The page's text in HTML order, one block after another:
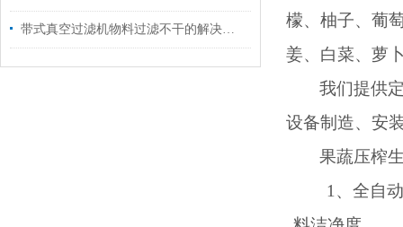
带式真空过滤机物料过滤不干的解决方法
檬、柚子、葡
姜、白菜、萝
我们提供
设备制造、安
果蔬压榨
1、 全自